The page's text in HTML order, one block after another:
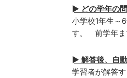
► どの学年の
小学校1年生～
す。 前学年ま
► 解答後、自
学習者が解答